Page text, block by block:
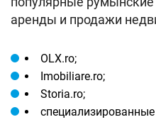
аренды и продажи
OLX.ro;
Imobiliare.ro;
Storia.ro;